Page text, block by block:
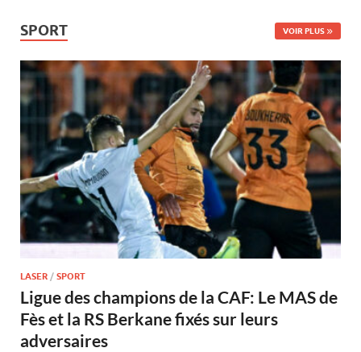
SPORT VOIR PLUS
LASER / SPORT
Ligue des champions de la CAF: Le MAS de
Fès et la RS Berkane fixés sur leurs
adversaires